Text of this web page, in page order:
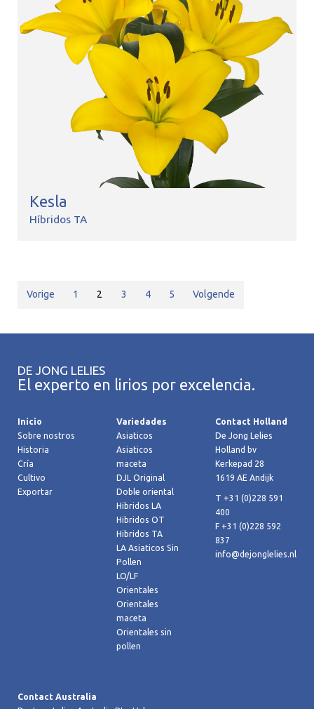
Kesla
Híbridos TA
Vorige 1 2 3 4 5 Volgende
DE JONG LELIES
El experto en lirios por excelencia.
Inicio
Sobre nostros
Historia
Cría
Cultivo
Exportar
Variedades
Asiaticos
Asiaticos
maceta
DJL Original
Doble oriental
Hibridos LA
Hibridos OT
Hibridos TA
LA Asiaticos Sin
Pollen
LO/LF
Orientales
Orientales
maceta
Orientales sin
pollen
Contact Holland
De Jong Lelies
Holland bv
Kerkepad 28
1619 AE Andijk
T +31 (0)228 591
400
F +31 (0)228 592
837
info@dejonglelies.nl
Contact Australia